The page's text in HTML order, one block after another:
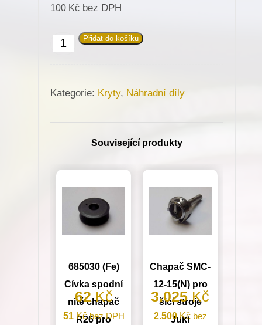
100 Kč bez DPH
814222
Minerva
množství
Přidat do košíku
Kategorie: Kryty, Náhradní díly
Související produkty
685030 (Fe)
Cívka spodní
nitě chapač
R26 pro
62Kč
51 Kčbez DPH
Chapač SMC-
12-15(N) pro
šicí stroje
Juki
3.025Kč
2.500Kčbez